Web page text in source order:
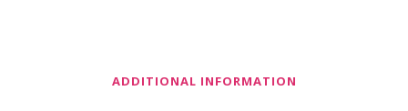
ADDITIONAL INFORMATION